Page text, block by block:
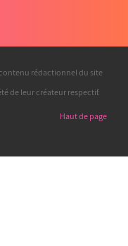
rédactionnel du site
de leur créateur respectif.
Haut de page